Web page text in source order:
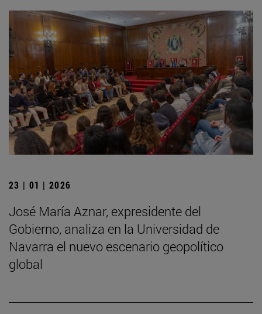
23 | 01 | 2026
José María Aznar, expresidente del
Gobierno, analiza en la Universidad de
Navarra el nuevo escenario geopolítico
global